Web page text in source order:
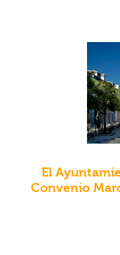
El
Convenio